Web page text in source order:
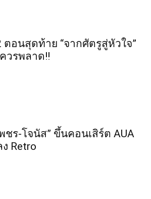
ตอนสุดท้าย “จากศัตรูสู่หัวใจ”
วรพลาด!!
ชร-โจนัส” ขึ้นคอนเสิร์ต AUA
Retro